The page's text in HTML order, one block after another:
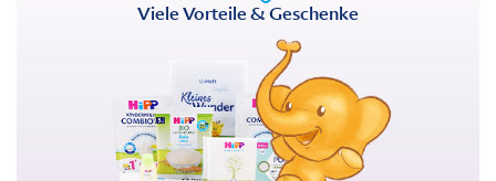
Viele Vorteile & Geschenke